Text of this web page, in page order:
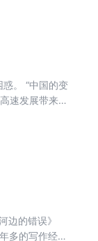
速发展带来无
边的错误》
多的写作经